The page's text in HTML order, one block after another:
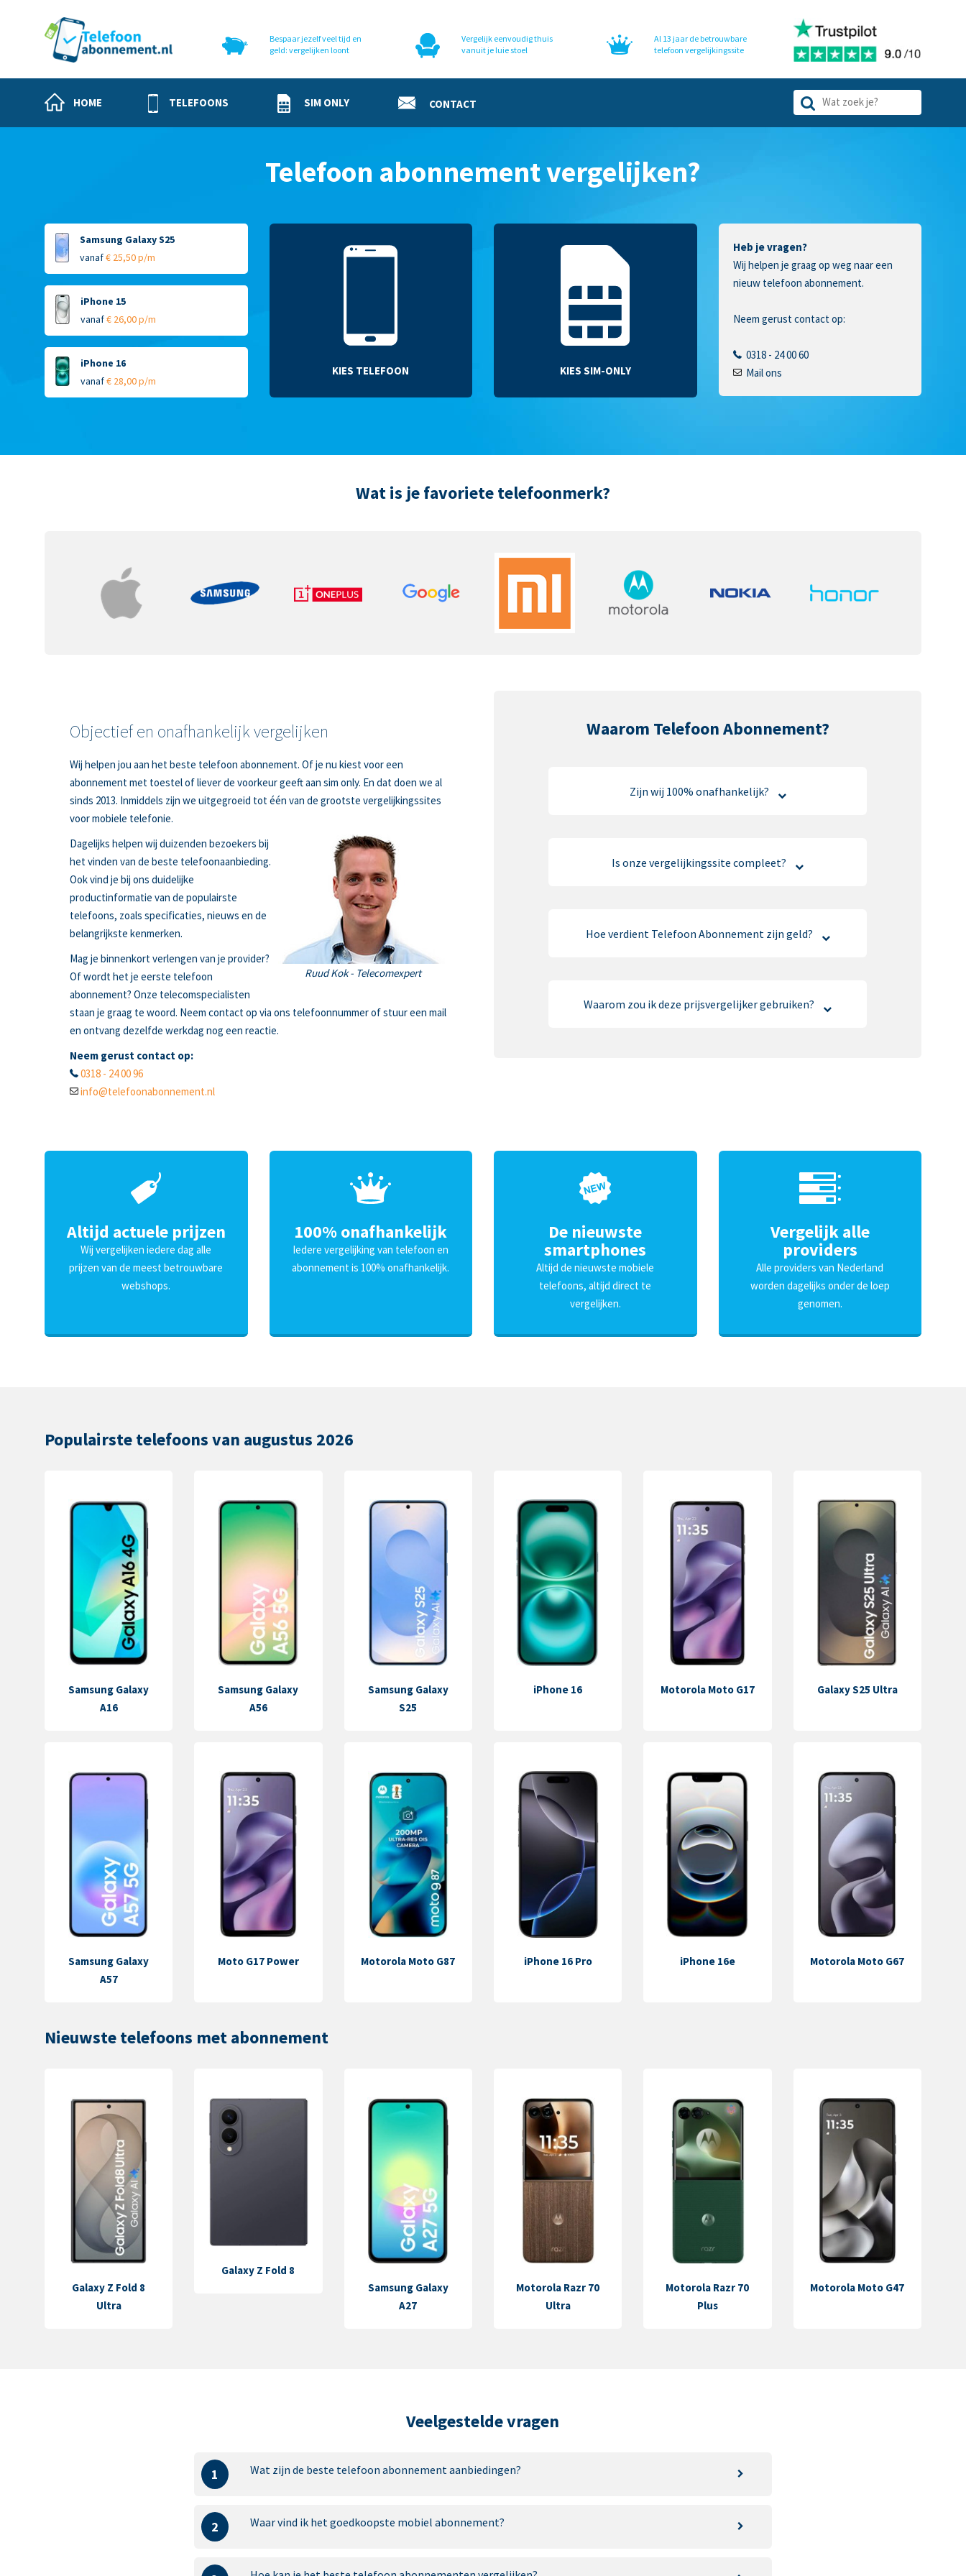
Bespaar jezelf veel tijd en
geld: vergelijken loont
Vergelijk eenvoudig thuis
vanuit je luie stoel
Al 13 jaar de betrouwbare
telefoon vergelijkingssite
HOME TELEFOONS SIM ONLY CONTACT
Telefoon abonnement vergelijken?
Samsung Galaxy S25
vanaf€ 25,50 p/m
iPhone 15
vanaf€ 26,00 p/m
iPhone 16
vanaf€ 28,00 p/m
KIES TELEFOON KIES SIM-ONLY
Heb je vragen?
Wij helpen je graag op weg naar een
nieuw telefoon abonnement.
Neem gerust contact op:
0318 - 24 00 60
Mail ons
Wat is je favoriete telefoonmerk?
Objectief en onafhankelijk vergelijken
Wij helpen jou aan het beste telefoon abonnement. Of je nu kiest voor een
abonnement met toestel of liever de voorkeur geeft aan sim only. En dat doen we al
sinds 2013. Inmiddels zijn we uitgegroeid tot één van de grootste vergelijkingssites
voor mobiele telefonie.
Ruud Kok - Telecomexpert
Dagelijks helpen wij duizenden bezoekers bij
het vinden van de beste telefoonaanbieding.
Ook vind je bij ons duidelijke
productinformatie van de populairste
telefoons, zoals specificaties, nieuws en de
belangrijkste kenmerken.
Mag je binnenkort verlengen van je provider?
Of wordt het je eerste telefoon
abonnement? Onze telecomspecialisten
staan je graag te woord. Neem contact op via ons telefoonnummer of stuur een mail
en ontvang dezelfde werkdag nog een reactie.
Neem gerust contact op:
0318 - 24 00 96
info@telefoonabonnement.nl
Waarom Telefoon Abonnement?
Zijn wij 100% onafhankelijk?
Is onze vergelijkingssite compleet?
Hoe verdient Telefoon Abonnement zijn geld?
Waarom zou ik deze prijsvergelijker gebruiken?
Altijd actuele prijzen
Wij vergelijken iedere dag alle
prijzen van de meest betrouwbare
webshops.
100% onafhankelijk
Iedere vergelijking van telefoon en
abonnement is 100% onafhankelijk.
De nieuwste
smartphones
Altijd de nieuwste mobiele
telefoons, altijd direct te
vergelijken.
Vergelijk alle
providers
Alle providers van Nederland
worden dagelijks onder de loep
genomen.
Populairste telefoons van augustus 2026
Samsung Galaxy
A16
Samsung Galaxy
A56
Samsung Galaxy
S25
iPhone 16 Motorola Moto G17 Galaxy S25 Ultra
Samsung Galaxy
A57
Moto G17 Power Motorola Moto G87 iPhone 16 Pro iPhone 16e Motorola Moto G67
Nieuwste telefoons met abonnement
Galaxy Z Fold 8
Ultra
Galaxy Z Fold 8
Samsung Galaxy
A27
Motorola Razr 70
Ultra
Motorola Razr 70
Plus
Motorola Moto G47
Veelgestelde vragen
1 Wat zijn de beste telefoon abonnement aanbiedingen?
2 Waar vind ik het goedkoopste mobiel abonnement?